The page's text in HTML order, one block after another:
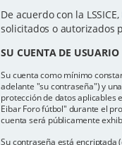
De acuerdo con la LSSICE,
solicitados o autorizados
SU CUENTA DE USUARIO
Su cuenta como mínimo
adelante "su contraseña") y
protección de datos aplicables
Eibar Foro fútbol" durante el
cuenta será públicamente
Su contraseña está encriptada